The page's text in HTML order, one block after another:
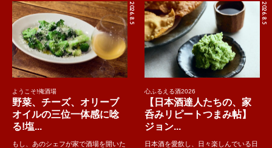
2026.8.5
ようこそ!俺酒場
野菜、チーズ、オリーブ
オイルの三位一体感に唸
る!塩...
もし、あのシェフが家で酒場を開いた
2026.8.5
心ふるえる酒2026
【日本酒達人たちの、家
呑みリピートつまみ帖】
ジョン...
日本酒を愛飲し、日々楽しんでいる日